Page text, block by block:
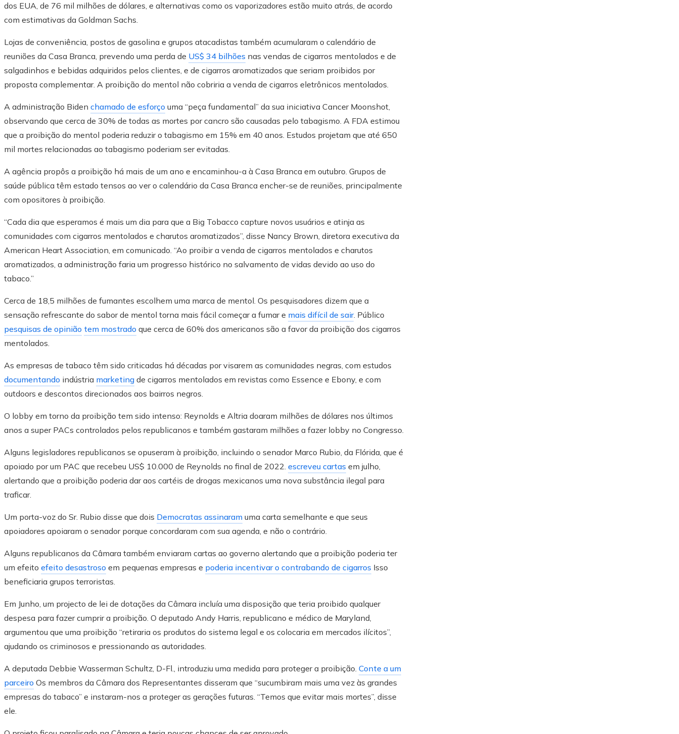
dos EUA, de 76 mil milhões de dólares, e alternativas como os vaporizadores estão muito atrás, de acordo
com estimativas da Goldman Sachs.
Lojas de conveniência, postos de gasolina e grupos atacadistas também acumularam o calendário de
reuniões da Casa Branca, prevendo uma perda de US$ 34 bilhões nas vendas de cigarros mentolados e de
salgadinhos e bebidas adquiridos pelos clientes, e de cigarros aromatizados que seriam proibidos por
proposta complementar. A proibição do mentol não cobriria a venda de cigarros eletrônicos mentolados.
A administração Biden chamado de esforço uma “peça fundamental” da sua iniciativa Cancer Moonshot,
observando que cerca de 30% de todas as mortes por cancro são causadas pelo tabagismo. A FDA estimou
que a proibição do mentol poderia reduzir o tabagismo em 15% em 40 anos. Estudos projetam que até 650
mil mortes relacionadas ao tabagismo poderiam ser evitadas.
A agência propôs a proibição há mais de um ano e encaminhou-a à Casa Branca em outubro. Grupos de
saúde pública têm estado tensos ao ver o calendário da Casa Branca encher-se de reuniões, principalmente
com opositores à proibição.
“Cada dia que esperamos é mais um dia para que a Big Tobacco capture novos usuários e atinja as
comunidades com cigarros mentolados e charutos aromatizados”, disse Nancy Brown, diretora executiva da
American Heart Association, em comunicado. “Ao proibir a venda de cigarros mentolados e charutos
aromatizados, a administração faria um progresso histórico no salvamento de vidas devido ao uso do
tabaco.”
Cerca de 18,5 milhões de fumantes escolhem uma marca de mentol. Os pesquisadores dizem que a
sensação refrescante do sabor de mentol torna mais fácil começar a fumar e mais difícil de sair. Público
pesquisas de opinião tem mostrado que cerca de 60% dos americanos são a favor da proibição dos cigarros
mentolados.
As empresas de tabaco têm sido criticadas há décadas por visarem as comunidades negras, com estudos
documentando indústria marketing de cigarros mentolados em revistas como Essence e Ebony, e com
outdoors e descontos direcionados aos bairros negros.
O lobby em torno da proibição tem sido intenso: Reynolds e Altria doaram milhões de dólares nos últimos
anos a super PACs controlados pelos republicanos e também gastaram milhões a fazer lobby no Congresso.
Alguns legisladores republicanos se opuseram à proibição, incluindo o senador Marco Rubio, da Flórida, que é
apoiado por um PAC que recebeu US$ 10.000 de Reynolds no final de 2022. escreveu cartas em julho,
alertando que a proibição poderia dar aos cartéis de drogas mexicanos uma nova substância ilegal para
traficar.
Um porta-voz do Sr. Rubio disse que dois Democratas assinaram uma carta semelhante e que seus
apoiadores apoiaram o senador porque concordaram com sua agenda, e não o contrário.
Alguns republicanos da Câmara também enviaram cartas ao governo alertando que a proibição poderia ter
um efeito efeito desastroso em pequenas empresas e poderia incentivar o contrabando de cigarros Isso
beneficiaria grupos terroristas.
Em Junho, um projecto de lei de dotações da Câmara incluía uma disposição que teria proibido qualquer
despesa para fazer cumprir a proibição. O deputado Andy Harris, republicano e médico de Maryland,
argumentou que uma proibição “retiraria os produtos do sistema legal e os colocaria em mercados ilícitos”,
ajudando os criminosos e pressionando as autoridades.
A deputada Debbie Wasserman Schultz, D-Fl., introduziu uma medida para proteger a proibição. Conte a um
parceiro Os membros da Câmara dos Representantes disseram que “sucumbiram mais uma vez às grandes
empresas do tabaco” e instaram-nos a proteger as gerações futuras. “Temos que evitar mais mortes”, disse
ele.